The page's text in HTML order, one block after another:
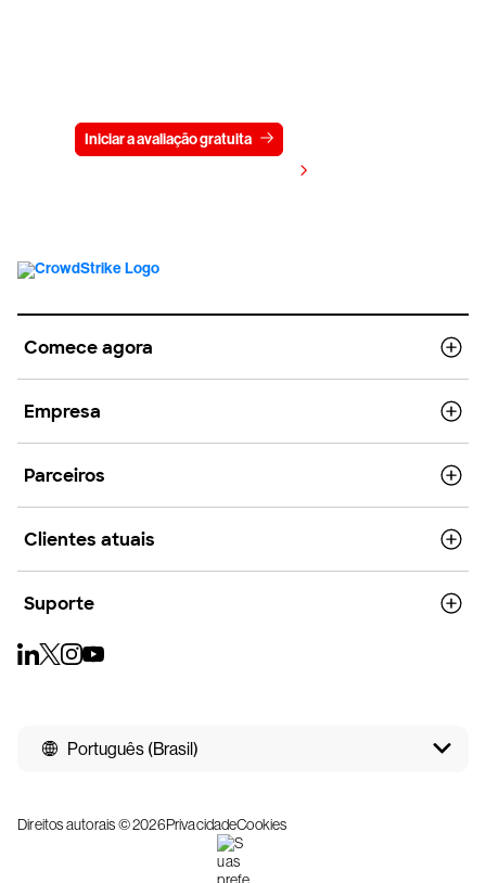
Iniciar a avaliação gratuita
Comece agora
Empresa
Parceiros
Clientes atuais
Suporte
Português (Brasil)
Direitos autorais © 2026PrivacidadeCookies